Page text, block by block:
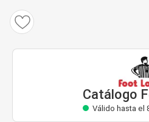
Catálogo
Válido hasta el